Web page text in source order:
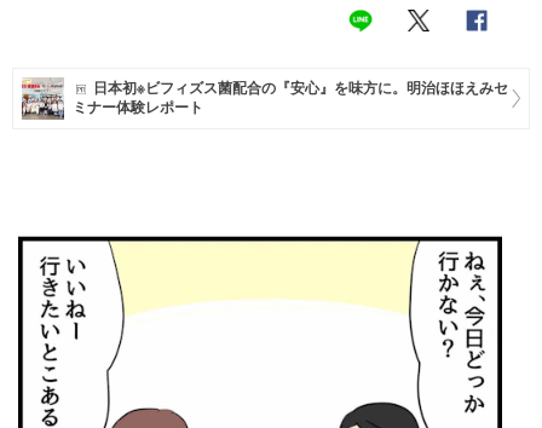
住まい日本初※ビフィズス菌配合の『安心』を味方に。明治ほほえみセ
ミナー体験レポート